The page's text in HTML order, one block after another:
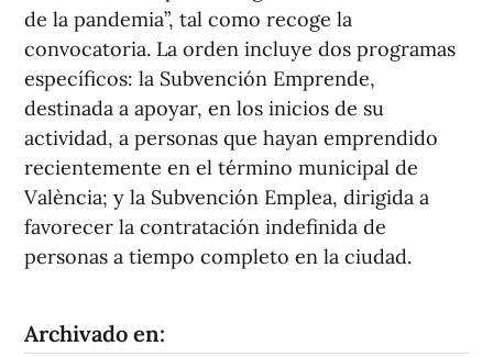
de la pandemia”, tal como recoge la
convocatoria. La orden incluye dos programas
específicos: la Subvención Emprende,
destinada a apoyar, en los inicios de su
actividad, a personas que hayan emprendido
recientemente en el término municipal de
València; y la Subvención Emplea, dirigida a
favorecer la contratación indefinida de
personas a tiempo completo en la ciudad.
Archivado en: